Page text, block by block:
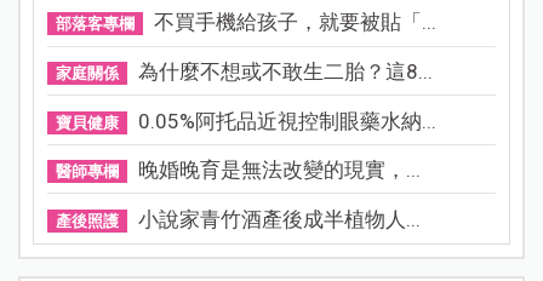
部落客專欄 不買手機給孩子，就要被貼「...
家庭關係 為什麼不想或不敢生二胎？這8...
寶貝健康 0.05%阿托品近視控制眼藥水納...
醫師專欄 晚婚晚育是無法改變的現實，...
產後照護 小說家青竹酒產後成半植物人...